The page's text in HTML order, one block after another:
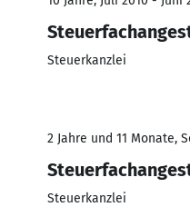
Steuerkanzlei
2 Jahre und 11 Monate,
Steuerkanzlei